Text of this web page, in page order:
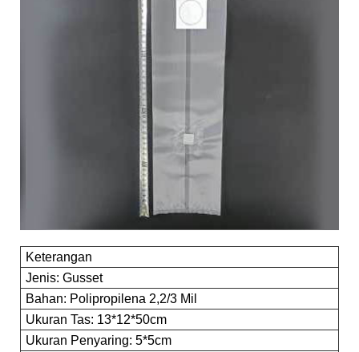
Keterangan
Jenis: Gusset
Bahan: Polipropilena 2,2/3 Mil
Ukuran Tas: 13*12*50cm
Ukuran Penyaring: 5*5cm